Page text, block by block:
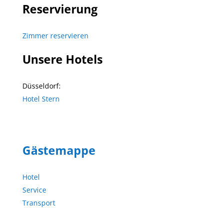
Reservierung
Zimmer reservieren
Unsere Hotels
Düsseldorf:
Hotel Stern
Gästemappe
Hotel
Service
Transport